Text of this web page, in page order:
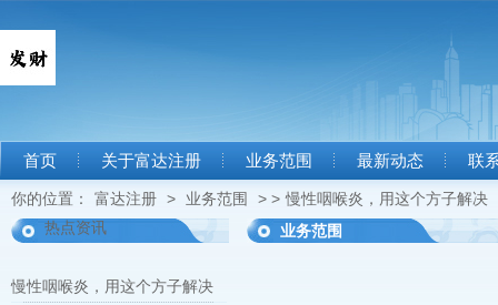
首页 关于富达注册 业务范围 最新动态 联
你的位置： 富达注册 > 业务范围 > > 慢性咽喉炎，用这个方子解决
热点资讯
慢性咽喉炎，用这个方子解决
业务范围